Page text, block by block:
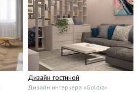
Дизайн гостиной
Дизайн интерьера «Goldiz»